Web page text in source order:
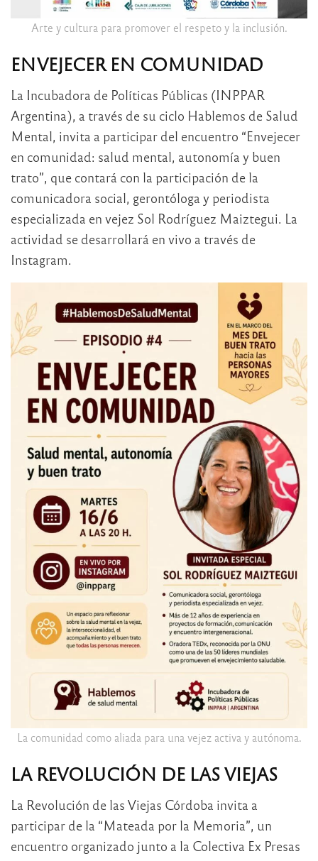
Arte y cultura para promover el respeto y la inclusión.
ENVEJECER EN COMUNIDAD
La Incubadora de Políticas Públicas (INPPAR
Argentina), a través de su ciclo Hablemos de Salud
Mental, invita a participar del encuentro “Envejecer
en comunidad: salud mental, autonomía y buen
trato”, que contará con la participación de la
comunicadora social, gerontóloga y periodista
especializada en vejez Sol Rodríguez Maiztegui. La
actividad se desarrollará en vivo a través de
Instagram.
La comunidad como aliada para una vejez activa y autónoma.
LA REVOLUCIÓN DE LAS VIEJAS
La Revolución de las Viejas Córdoba invita a
participar de la “Mateada por la Memoria”, un
encuentro organizado junto a la Colectiva Ex Presas